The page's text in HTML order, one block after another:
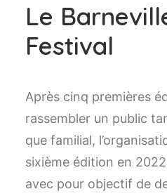
L’association
Vie du Club
contact@maunakea.fr
Thomas : 06 16 53 31 94
Alexis : 06 07 89 71 49
Le
Festival
Après cinq premières
rassembler un public
que familial,
sixième édition en
avec pour objectif de